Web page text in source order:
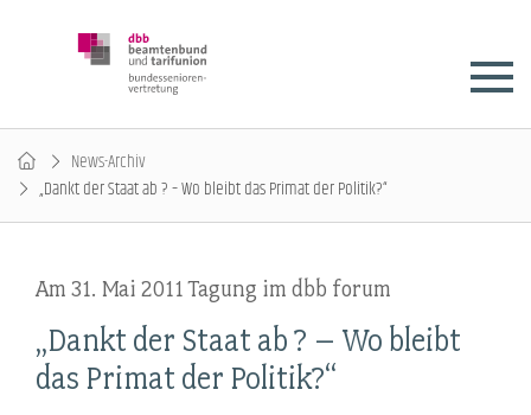
News-Archiv
„Dankt der Staat ab ? – Wo bleibt das Primat der Politik?“
Am 31. Mai 2011 Tagung im dbb forum
„Dankt der Staat ab ? – Wo bleibt
das Primat der Politik?“